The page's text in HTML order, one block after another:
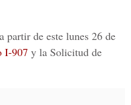
partir de este lunes 26 de
I-907 y la Solicitud de